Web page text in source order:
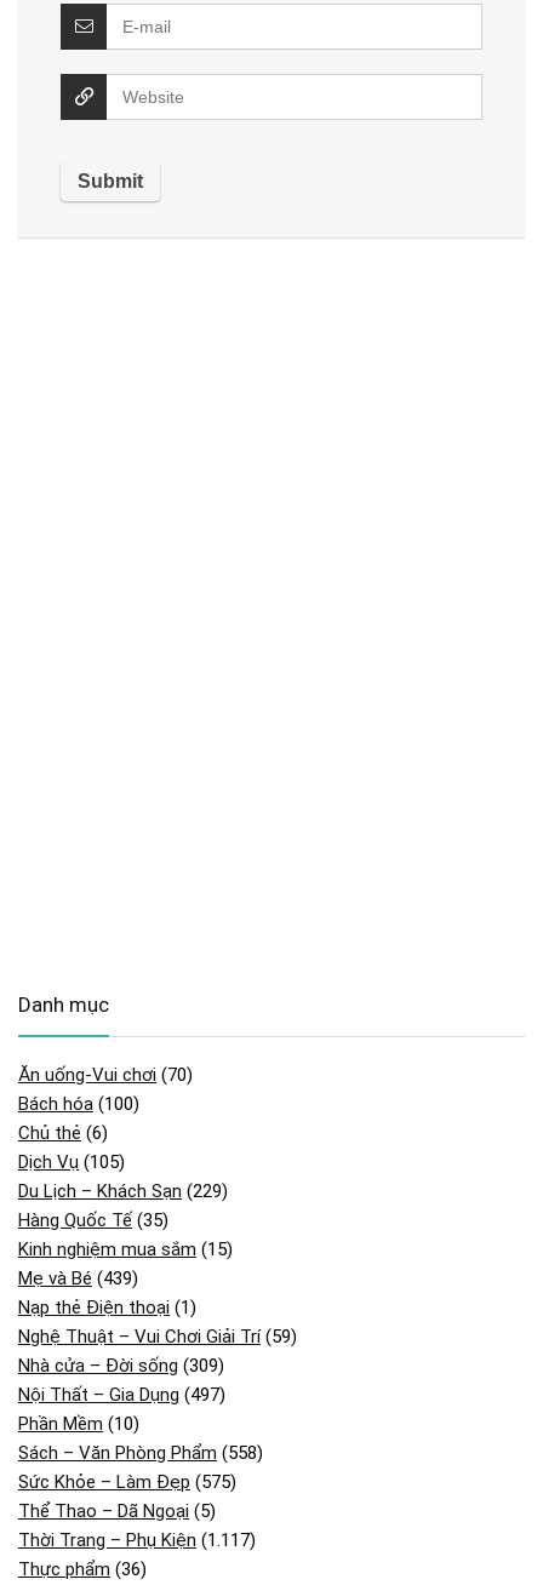
Danh mục
Ăn uống-Vui chơi (70)
Bách hóa (100)
Chủ thẻ (6)
Dịch Vụ (105)
Du Lịch – Khách Sạn (229)
Hàng Quốc Tế (35)
Kinh nghiệm mua sắm (15)
Mẹ và Bé (439)
Nạp thẻ Điện thoại (1)
Nghệ Thuật – Vui Chơi Giải Trí(59)
Nhà cửa – Đời sống (309)
Nội Thất – Gia Dụng (497)
Phần Mềm (10)
Sách – Văn Phòng Phẩm (558)
Sức Khỏe – Làm Đẹp (575)
Thể Thao – Dã Ngoại (5)
Thời Trang – Phụ Kiện (1.117)
Thực phẩm (36)